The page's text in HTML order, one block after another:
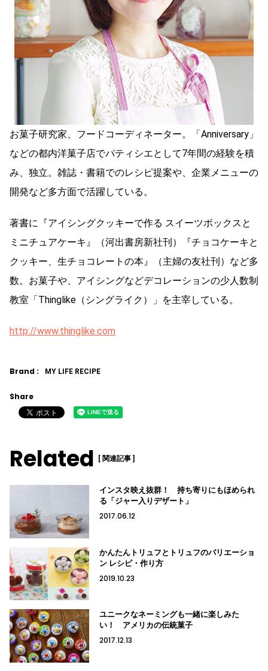
お菓子研究家、フードコーディネーター。「Anniversary」
などの都内洋菓子店でパティシエとして7年間の経験を積
み、独立。雑誌・書籍でのレシピ提案や、企業メニューの
開発など多方面で活躍している。
著書に『アイシングクッキーで作る スイーツボックスと
ミニチュアケーキ』（河出書房新社刊）『チョコケーキと
クッキー、生チョコレートの本』（主婦の友社刊）など多
数。お菓子や、アイシングなどデコレーションの少人数制
教室「Thinglike（シングライク）」を主宰している。
http://www.thinglike.com
Brand : MY LIFE RECIPE
Share
Related [ 関連記事 ]
インスタ映え抜群！ 持ち寄りにもほめられ
る「ジャー入りデザート」
2017.06.12
かんたんトリュフとトリュフのバリエーショ
ン レシピ・作り方
2019.10.23
ユニークなネーミングも一緒に楽しみた
い！ アメリカの伝統菓子
2017.12.13